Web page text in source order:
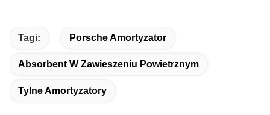
Tagi: Porsche Amortyzator
Absorbent W Zawieszeniu Powietrznym
Tylne Amortyzatory